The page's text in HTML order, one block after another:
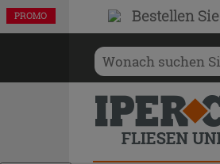
Bestellen Sie
PROMO
PROMO
PROMO
PROMO
PROMO
PROMO
PROMO